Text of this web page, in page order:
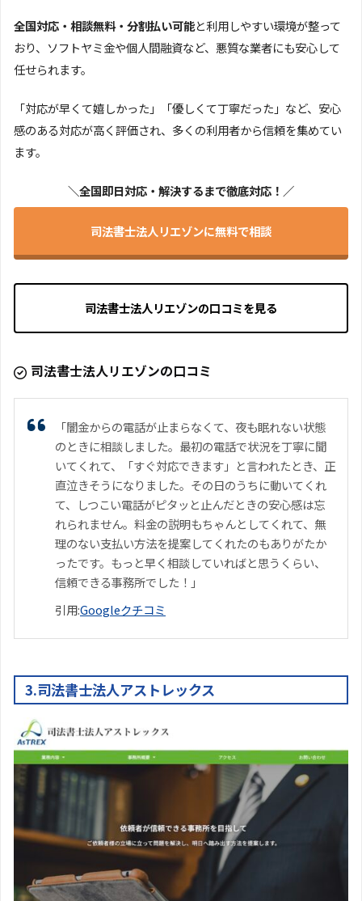
全国対応・相談無料・分割払い可能と利用しやすい環境が整って
おり、ソフトヤミ金や個人間融資など、悪質な業者にも安心して
任せられます。
「対応が早くて嬉しかった」「優しくて丁寧だった」など、安心
感のある対応が高く評価され、多くの利用者から信頼を集めてい
ます。
＼全国即日対応・解決するまで徹底対応！／
司法書士法人リエゾンに無料で相談
司法書士法人リエゾンの口コミを見る
司法書士法人リエゾンの口コミ
「闇金からの電話が止まらなくて、夜も眠れない状態
のときに相談しました。最初の電話で状況を丁寧に聞
いてくれて、「すぐ対応できます」と言われたとき、正
直泣きそうになりました。その日のうちに動いてくれ
て、しつこい電話がピタッと止んだときの安心感は忘
れられません。料金の説明もちゃんとしてくれて、無
理のない支払い方法を提案してくれたのもありがたか
ったです。もっと早く相談していればと思うくらい、
信頼できる事務所でした！」
引用:Googleクチコミ
3.司法書士法人アストレックス